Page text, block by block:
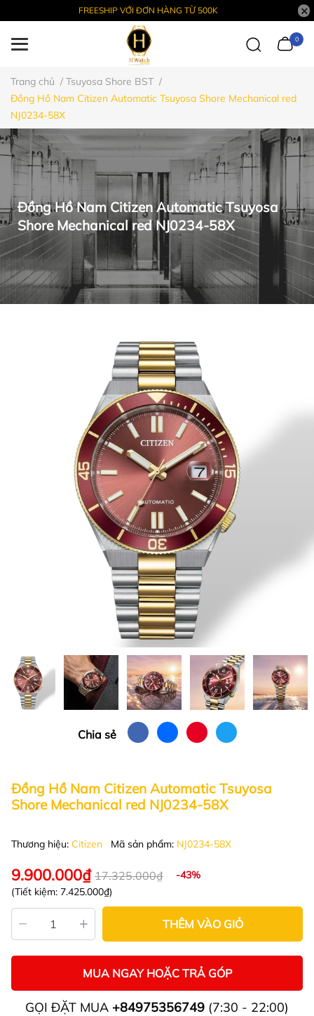
FREESHIP VỚI ĐƠN HÀNG TỪ 500K
0
Trang chủ / Tsuyosa Shore BST /
Đồng Hồ Nam Citizen Automatic Tsuyosa Shore Mechanical red
NJ0234-58X
Đồng Hồ Nam Citizen Automatic Tsuyosa
Shore Mechanical red NJ0234-58X
Chia sẻ
Đồng Hồ Nam Citizen Automatic Tsuyosa
Shore Mechanical red NJ0234-58X
Thương hiệu: Citizen Mã sản phẩm: NJ0234-58X
9.900.000₫ 17.325.000₫
-43%
(Tiết kiệm: 7.425.000₫)
THÊM VÀO GIỎ
MUA NGAY HOẶC TRẢ GÓP
GỌI ĐẶT MUA +84975356749 (7:30 - 22:00)